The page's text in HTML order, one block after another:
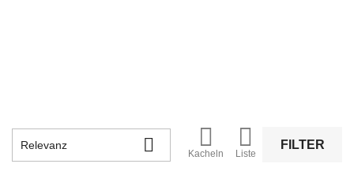
Relevanz  
Kacheln

Liste
FILTER